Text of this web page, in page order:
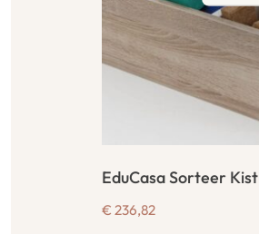
EduCasa Sorteer Kist
€ 236,82